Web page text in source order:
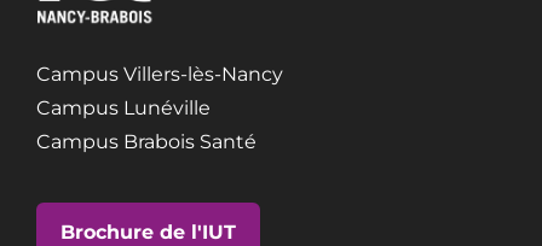
Campus Villers-lès-Nancy
Campus Lunéville
Campus Brabois Santé
Brochure de l'IUT